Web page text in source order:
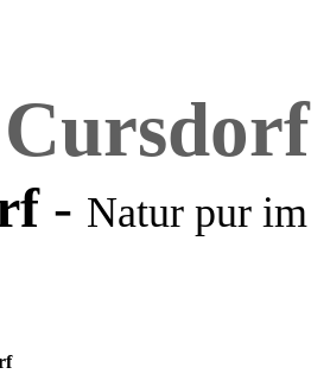
- Natur pur im